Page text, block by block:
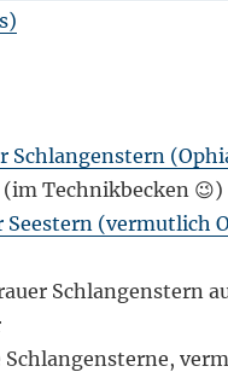
Schlangenstern
(im Technikbecken 😉)
Seestern (vermutlich
Schlangenstern
Schlangensterne,